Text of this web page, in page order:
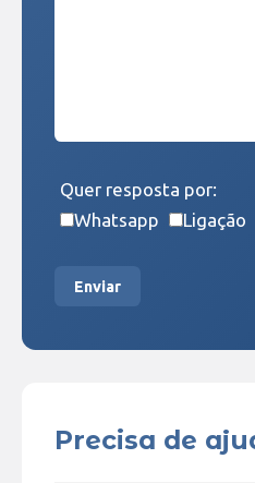
Quer resposta por:
Whatsapp
Ligação
Enviar
Precisa de